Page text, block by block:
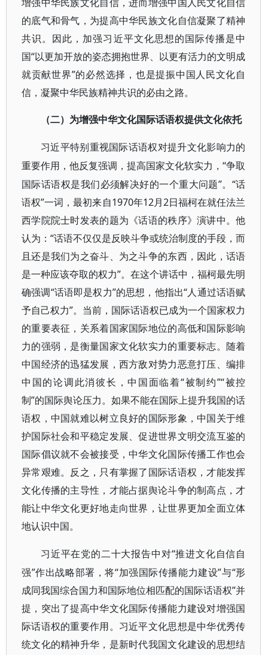
的底气和骨气，为提高中华民族文化自信凝聚了精神
共识。因此，加强习近平文化思想的国际传播是中
国“以更加开放的姿态拥抱世界、以更有活力的文明成
就贡献世界”的必然选择，也是提振中国人民文化自
信，凝聚中华民族精神共识的必由之路。
（二）为增强中华文化国际话语权提供文化依托
习近平特别重视国际话语权对提升文化影响力的
重要作用，他反复强调，提高国家文化软实力，“争取
国际话语权是我们必须解决好的一个重大问题”。“话
语权”一词，最初来自1970年12月2日福柯在就任法兰
西学院院士时发表的题为《话语的秩序》演讲中。他
认为：“话语不仅仅是反映斗争或统治制度的手段，而
且还是我们为之奋斗、为之斗争的东西，因此，话语
是一种应该夺取的权力”。在这个讲话中，福柯最先明
确强调“话语即是权力”的思想，他指出“人通过话语赋
予自己权力”。当前，国际话语权已成为一个国家权力
的重要表征，关系着国家国际地位的高低和国际影响
力的强弱，是衡量国家文化软实力的重要标志。随着
中国经济的迅猛发展，西方敌对势力恶意打压、编排
中国的论调此消彼长，中国面临着“被制约”“被控
制”的国际舆论压力。如果不能在国际上提升我国的话
语权，中国就难以树立良好的国际形象，中国关于维
护国际社会和平稳定发展、促进世界文明交流互鉴的
国际倡议就不会被接受，中华文化国际传播工作也会
异常艰难。反之，只有掌握了国际话语权，才能发挥
文化传播的主导性，才能占据舆论斗争的制高点，才
能让中华文化更好地走向世界，让世界更加全面立体
地认识中国。
习近平在党的二十大报告中对“推进文化自信自
强”作出战略部署，将“加强国际传播能力建设”与“形
成同我国综合国力和国际地位相匹配的国际话语权”并
提，突出了提高中华文化国际传播能力建设对增强国
际话语权的重要作用。习近平文化思想是中华优秀传
统文化的精神升华，是新时代我国文化建设的思想结